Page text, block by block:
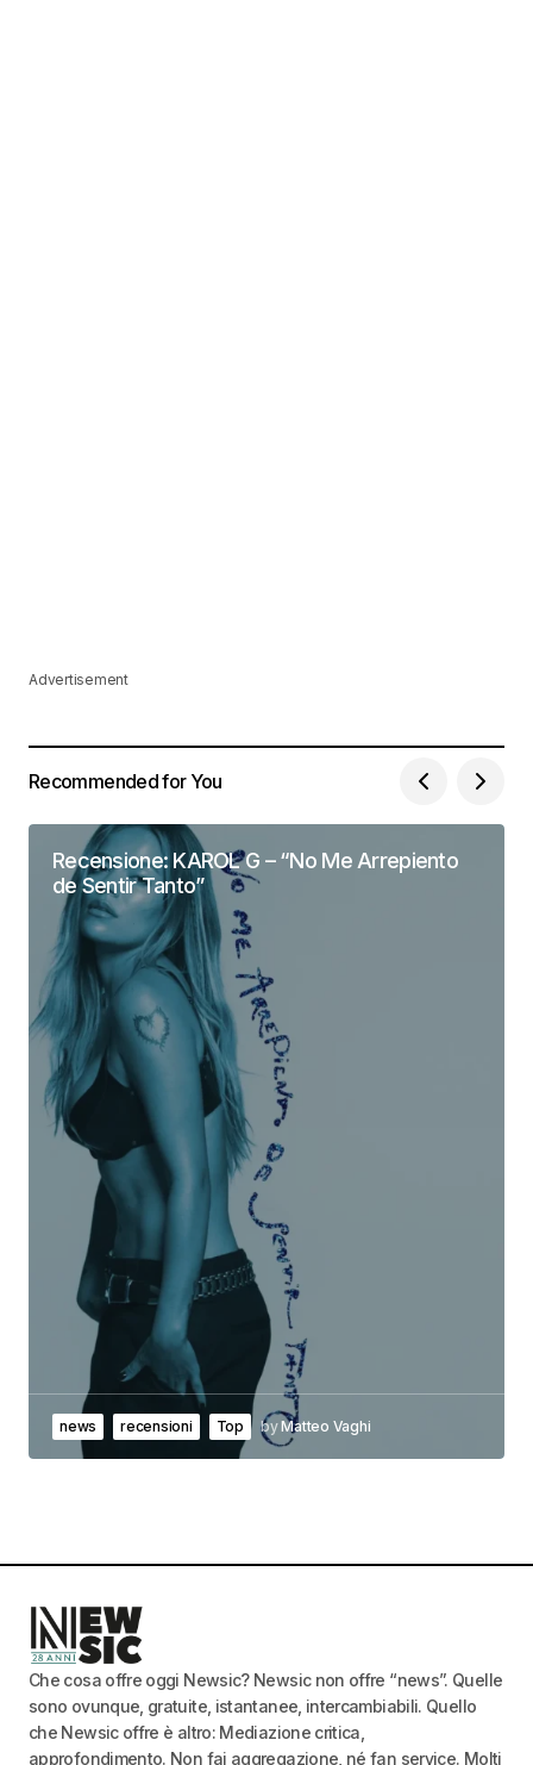
Advertisement
Recommended for You
Recensione: KAROL G – “No Me Arrepiento
de Sentir Tanto”
news recensioni Top byMatteo Vaghi
Che cosa offre oggi Newsic? Newsic non offre “news”. Quelle
sono ovunque, gratuite, istantanee, intercambiabili. Quello
che Newsic offre è altro: Mediazione critica,
approfondimento. Non fai aggregazione, né fan service. Molti